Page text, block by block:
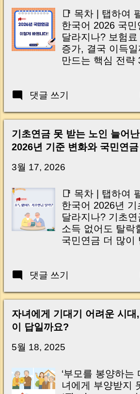
중개 현장에서 겪었던 일입니다
시, 이체 한도에 막혀 송금이 멈
서 계약이 무산될 뻔한 아찔한
다. 또 어떤 분은 이렇게 말씀
인데 왜 내 통장으로 안 들어오
출 안 갚고 도망가면 어떡하죠
는지, 왜 사고가 나는지, 그리고
해야 하는지 중개 실무 기준으
드리겠습니다. 이 글 하나만 제
잔금일이 더 이상 두려운 날이
완성하는 마지막 퍼즐” 이 될 수
thought like this? “Closing
📑 목차 | 탭하여
한국어 2026 국
달라지나? 보험
증가, 결국 이득
만드는 핵심 전략
양가족·세금 체
연금은 ‘노후 필수
🇺🇸 English What
the 2026 National
Reform? Higher
Higher Benefits –
Your Pension No
If You Work?
Hidden Pension
Should Not Miss
Must Do Right
Pension is Your
받고 있을까요?
이런 이야기 많이
민연금 보험료 오
런 말이 반복되다
이 불안해지기도
내는 돈이 과연 내
그대로면 어떡하
더 커지실 수밖에
댓글 쓰기
기초연금 못 받는 노인 늘어난
2026년 기준 변화와 국민연
3월 17, 2026
📑 목차 | 탭하여
한국어 2026년 기
달라지나? 기초
소득 없어도 탈락
국민연금 더 많이
이) 노후 연금 설
체크리스트 (지금
가지) 🇺🇸 English
Change in the
2026? Why You
for the Basic
Strategy: Early vs
Pension Why 20
댓글 쓰기
자녀에게 기대기 어려운 시대
이 답일까요?
5월 18, 2025
‘부모를 봉양하는
녀에게 부양받지